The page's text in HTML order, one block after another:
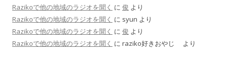
Razikoで他の地域のラジオを聞く に 俊 より
Razikoで他の地域のラジオを聞く に syun より
Razikoで他の地域のラジオを聞く に 俊 より
Razikoで他の地域のラジオを聞く に raziko好きおやじ より